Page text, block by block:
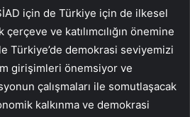
için de Türkiye için de ilkesel
ve katılımcılığın önemine
Türkiye’de demokrasi seviyemizi
girişimleri önemsiyor ve
çalışmaları ile somutlaşacak
kalkınma ve demokrasi